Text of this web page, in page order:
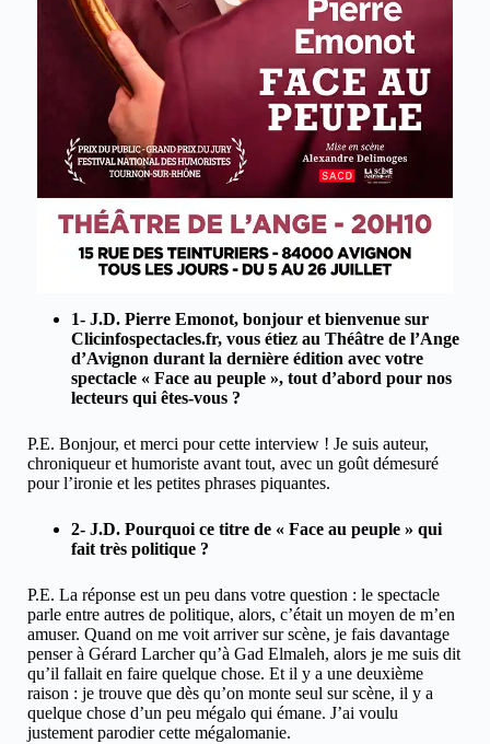
1- J.D. Pierre Emonot, bonjour et bienvenue sur
Clicinfospectacles.fr, vous étiez au Théâtre de l’Ange
d’Avignon durant la dernière édition avec votre
spectacle « Face au peuple », tout d’abord pour nos
lecteurs qui êtes-vous ?
P.E. Bonjour, et merci pour cette interview ! Je suis auteur,
chroniqueur et humoriste avant tout, avec un goût démesuré
pour l’ironie et les petites phrases piquantes.
2- J.D. Pourquoi ce titre de « Face au peuple » qui
fait très politique ?
P.E. La réponse est un peu dans votre question : le spectacle
parle entre autres de politique, alors, c’était un moyen de m’en
amuser. Quand on me voit arriver sur scène, je fais davantage
penser à Gérard Larcher qu’à Gad Elmaleh, alors je me suis dit
qu’il fallait en faire quelque chose. Et il y a une deuxième
raison : je trouve que dès qu’on monte seul sur scène, il y a
quelque chose d’un peu mégalo qui émane. J’ai voulu
justement parodier cette mégalomanie.